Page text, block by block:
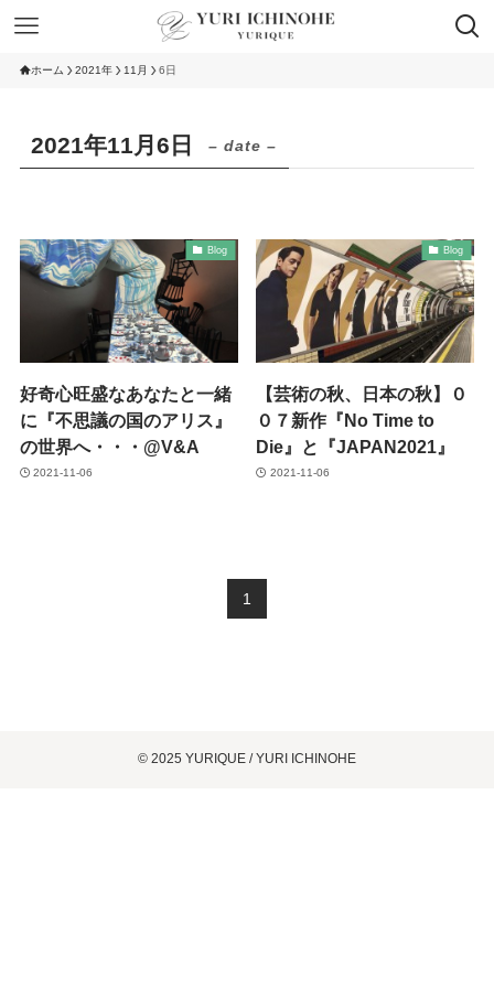
ホーム 2021年 11月 6日
2021年11月6日 – date –
Blog
好奇心旺盛なあなたと一緒
に『不思議の国のアリス』
の世界へ・・・@V&A
2021-11-06
Blog
【芸術の秋、日本の秋】０
０７新作『No Time to
Die』と『JAPAN2021』
2021-11-06
1
© 2025 YURIQUE / YURI ICHINOHE